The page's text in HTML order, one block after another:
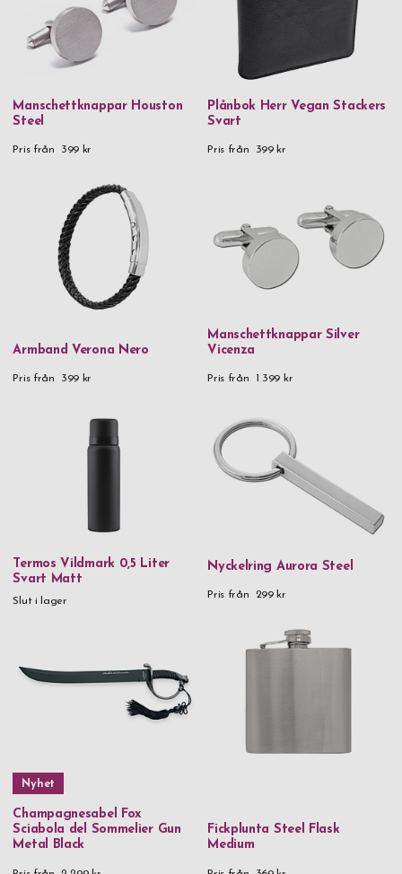
Manschettknappar Houston
Steel
Pris från 399 kr
Plånbok Herr Vegan Stackers
Svart
Pris från 399 kr
Armband Verona Nero
Pris från 399 kr
Manschettknappar Silver
Vicenza
Pris från 1 399 kr
Termos Vildmark 0,5 Liter
Svart Matt
Slut i lager
Nyckelring Aurora Steel
Pris från 299 kr
Nyhet
Champagnesabel Fox
Sciabola del Sommelier Gun
Metal Black
Fickplunta Steel Flask
Medium